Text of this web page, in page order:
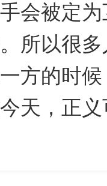
会被定
所以很
方的时
天，正